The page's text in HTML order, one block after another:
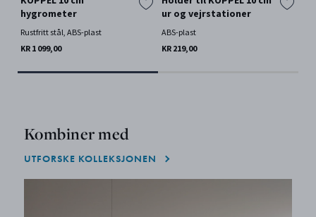
hygrometer
Rustfritt stål, ABS-plast
KR 1 099,00
ur og vejrstationer
ABS-plast
KR 219,00
Kombiner med
UTFORSKE KOLLEKSJONEN